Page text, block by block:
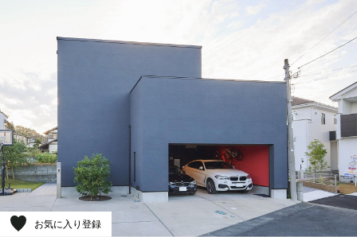
お気に入り登録